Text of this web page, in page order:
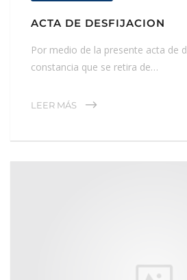
ACTA DE DESFIJACION
Por medio de la presente acta de
constancia que se retira de…
LEER MÁS